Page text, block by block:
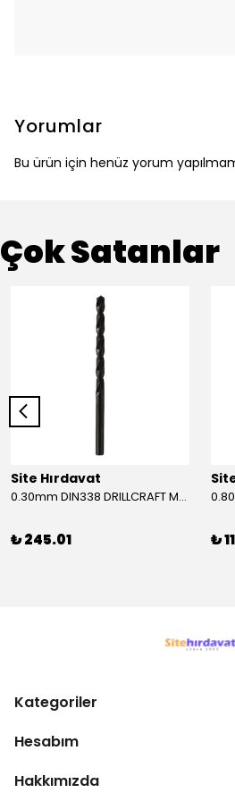
Yorumlar
Bu ürün için henüz yorum
Çok Satanlar
Site Hırdavat
0.30mm DIN338 DRILLCRAFT MATKAP UCU HSS 10 Adet
₺ 245.01 ₺
Kategoriler
Hesabım
Hakkımızda